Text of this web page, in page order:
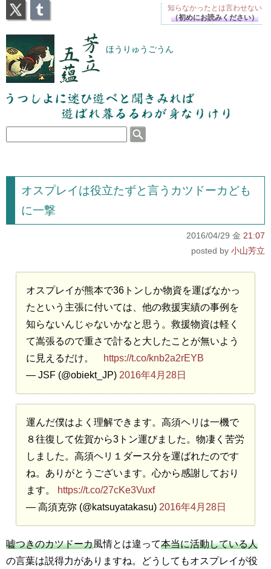
芳立五蘊 ほうりゅうごうん
うつしよに迷ひ遊べと聞きみれば遊ばれ暮るるわが
身なりけり
オスプレイは役立たずと言うカツドーカども
に一撃
2016/04/29 金 21:07
小山芳立
オスプレイが熊本で36トンしか物資を運ばなかっ
たという主張に付いては、他の救援実績の事例を
知らないんじゃないかなと思う。救援物資は軽く
て嵩張るので重さで計ると大したことが無いよう
に見えるだけ。
https://t.co/knb2a2rEYB
— JSF (@obiekt_JP) 2016年4月28日
運んだ僕はよく理解できます。高須ヘリは一機で
８往復して佐賀から3トン運びました。物凄く苦労
しました。高須ヘリ１ダース分を運ばれたのです
ね。ありがとうございます。心から感謝しており
ます。
https://t.co/27cKe3Vuxf
— 高須克弥 (@katsuyatakasu) 2016年4月28日
嘘つきのカツドーカ風情とは違って本当に活動している人
の言葉は説得力がありますね。どうしてもオスプレイが役
知らなかったとは言わせない
（初めにお読みください）
X Tumblr